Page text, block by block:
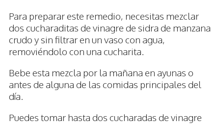
Para preparar este remedio, necesitas mezclar
dos cucharaditas de vinagre de sidra de manzana
crudo y sin filtrar en un vaso con agua,
removiéndolo con una cucharita.
Bebe esta mezcla por la mañana en ayunas o
antes de alguna de las comidas principales del
día.
Puedes tomar hasta dos cucharadas de vinagre